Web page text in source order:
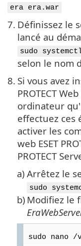
era era.war
7. Définissez le
lancé au
sudo
selon le nom
8. Si vous avez
PROTECT
ordinateur
effectuez ces
activer les
web ESET
PROTECT
a) Arrêtez le
sudo
b) Modifiez le
sudo nano /